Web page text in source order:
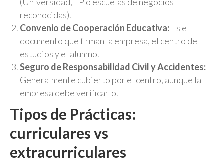
reconocidas).
Convenio de Cooperación Educativa: Es el
documento que firman la empresa, el centro de
estudios y el alumno.
Seguro de Responsabilidad Civil y Accidentes:
Generalmente cubierto por el centro, aunque la
empresa debe verificarlo.
Tipos de Prácticas:
curriculares vs
extracurriculares